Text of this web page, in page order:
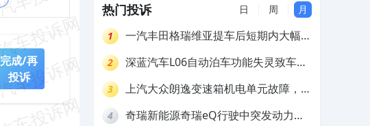
完成/再
投诉
热门投诉 日 周 月
1
一汽丰田格瑞维亚提车后短期内大幅降
2
深蓝汽车L06自动泊车功能失灵致车辆
3
上汽大众朗逸变速箱机电单元故障，厂
4
奇瑞新能源奇瑞eQ行驶中突发动力受